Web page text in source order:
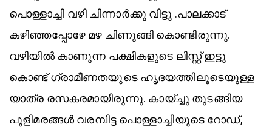
പൊള്ളാച്ചി വഴി ചിന്നാർക്കു വിട്ടു .പാലക്കാട്
കഴിഞ്ഞപ്പോഴേ മഴ ചിണുങ്ങി കൊണ്ടിരുന്നു.
വഴിയിൽ കാണുന്ന പക്ഷികളുടെ ലിസ്റ്റ് ഇട്ടു
കൊണ്ട് ഗ്രാമീണതയുടെ ഹൃദയത്തിലൂടെയുള്ള
യാത്ര രസകരമായിരുന്നു. കായ്ച്ചു തുടങ്ങിയ
പുളിമരങ്ങൾ വരമ്പിട്ട പൊള്ളാച്ചിയുടെ റോഡ്,